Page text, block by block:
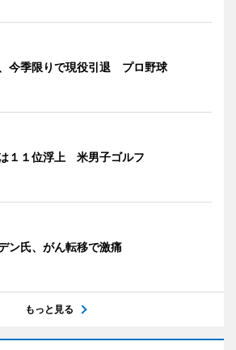
今季限りで現役引退 プロ野球
１１位浮上 米男子ゴルフ
ン氏、がん転移で激痛
もっと見る